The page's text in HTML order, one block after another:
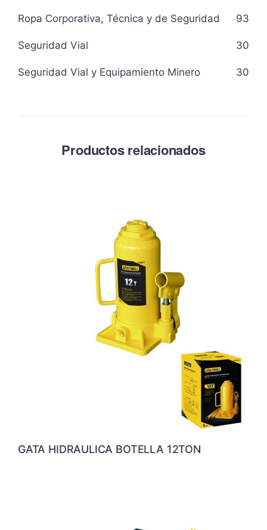
Ropa Corporativa, Técnica y de Seguridad 93
Seguridad Vial 30
Seguridad Vial y Equipamiento Minero 30
Productos relacionados
GATA HIDRAULICA BOTELLA 12TON